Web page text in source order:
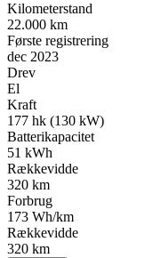
Kilometerstand
22.000 km
Første registrering
dec 2023
Drev
El
Kraft
177 hk (130 kW)
Batterikapacitet
51 kWh
Rækkevidde
320 km
Forbrug
173 Wh/km
Rækkevidde
320 km